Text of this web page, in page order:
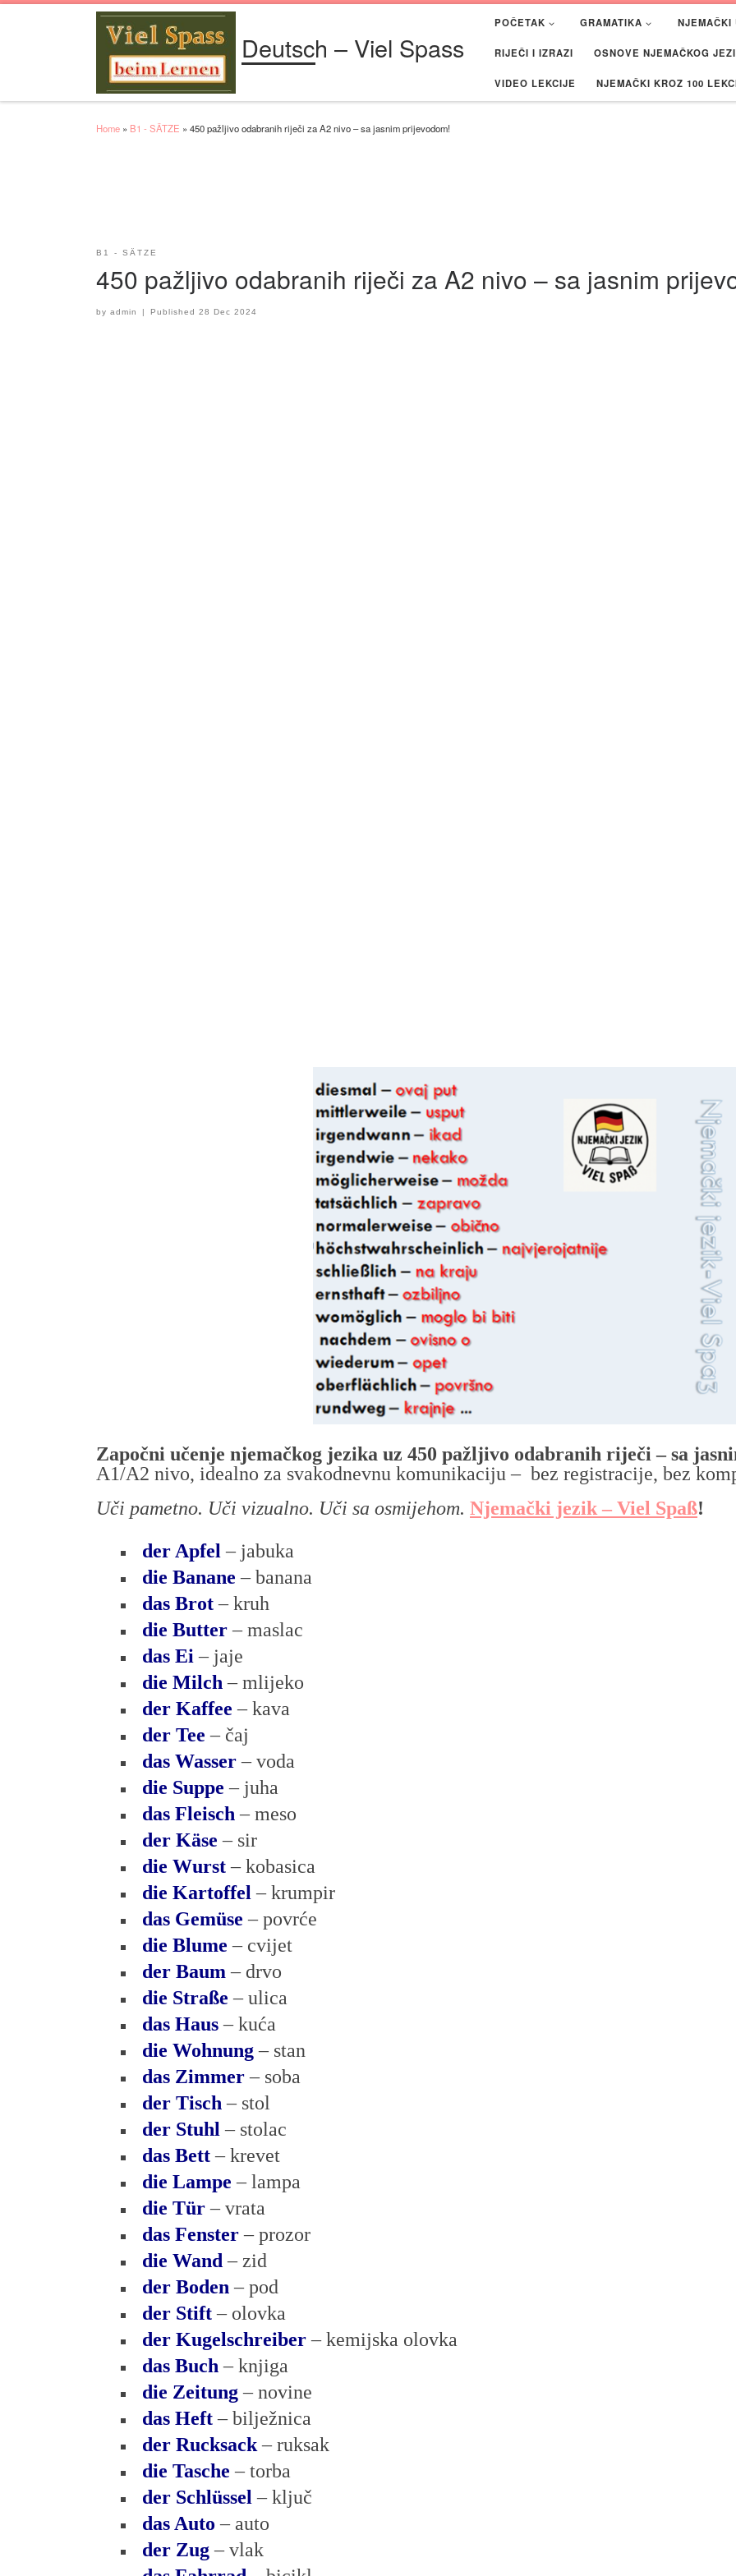
Deutsch – Viel Spass
POČETAK GRAMATIKA NJEMAČKI
RIJEČI I IZRAZI OSNOVE NJEMAČKOG
VIDEO LEKCIJE NJEMAČKI KROZ 100
Home » B1 - SÄTZE » 450 pažljivo odabranih riječi za A2 nivo – sa jasnim prijevodom!
B1 - SÄTZE
450 pažljivo odabranih riječi za A2 nivo – sa jasnim
by admin | Published28 Dec 2024
Započni učenje njemačkog jezika uz 450 pažljivo odabranih riječi – sa
A1/A2 nivo, idealno za svakodnevnu komunikaciju – bez registracije, bez
Uči pametno. Uči vizualno. Uči sa osmijehom. Njemački jezik – Viel Spaß!
der Apfel – jabuka
die Banane – banana
das Brot– kruh
die Butter– maslac
das Ei – jaje
die Milch – mlijeko
der Kaffee – kava
der Tee – čaj
das Wasser– voda
die Suppe – juha
das Fleisch – meso
der Käse – sir
die Wurst– kobasica
die Kartoffel – krumpir
das Gemüse – povrće
die Blume – cvijet
der Baum – drvo
die Straße – ulica
das Haus– kuća
die Wohnung– stan
das Zimmer– soba
der Tisch – stol
der Stuhl – stolac
das Bett– krevet
die Lampe – lampa
die Tür– vrata
das Fenster– prozor
die Wand – zid
der Boden – pod
der Stift – olovka
der Kugelschreiber– kemijska olovka
das Buch – knjiga
die Zeitung – novine
das Heft– bilježnica
der Rucksack– ruksak
die Tasche – torba
der Schlüssel – ključ
das Auto – auto
der Zug– vlak